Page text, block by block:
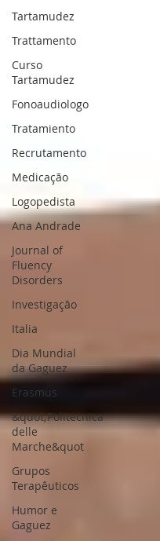
Tartamudez
Trattamento
Curso
Tartamudez
Fonoaudiologo
Tratamiento
Recrutamento
Medicação
Logopedista
Ana Andrade
Journal of
Fluency
Disorders
Investigação
Italia
Dia Mundial
da Gaguez
Erasmus
&quot;Politecnica
delle
Marche&quot
Grupos
Terapêuticos
Humor e
Gaguez